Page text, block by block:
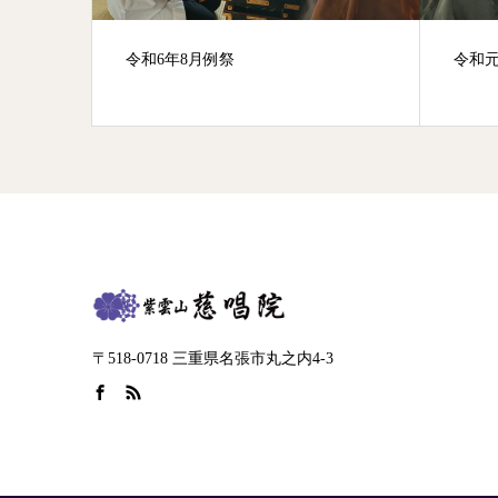
令和6年8月例祭 令和
〒518-0718 三重県名張市丸之内4-3